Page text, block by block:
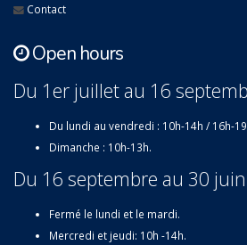
Contact
Open hours
Du 1er juillet au 16
Du lundi au vendredi : 10h-14h / 16h-
Dimanche : 10h-13h.
Du 16 septembre au 30 juin
Fermé le lundi et le mardi.
Mercredi et jeudi: 10h -14h.